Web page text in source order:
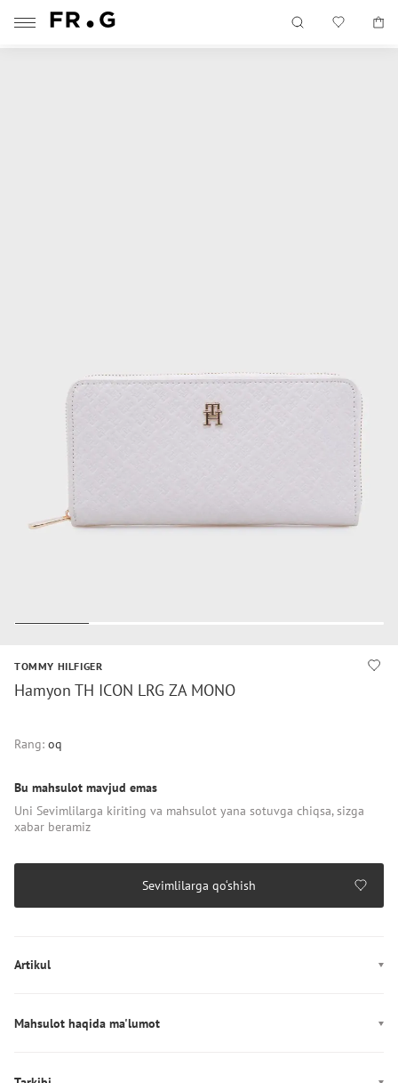
TOMMY HILFIGER
Hamyon TH ICON LRG ZA MONO
Rang: oq
Bu mahsulot mavjud emas
Uni Sevimlilarga kiriting va mahsulot yana sotuvga chiqsa, sizga
xabar beramiz
Sevimlilarga qo‘shish
Artikul
Mahsulot haqida ma'lumot
Ishlab chiqarish: Камбоджа